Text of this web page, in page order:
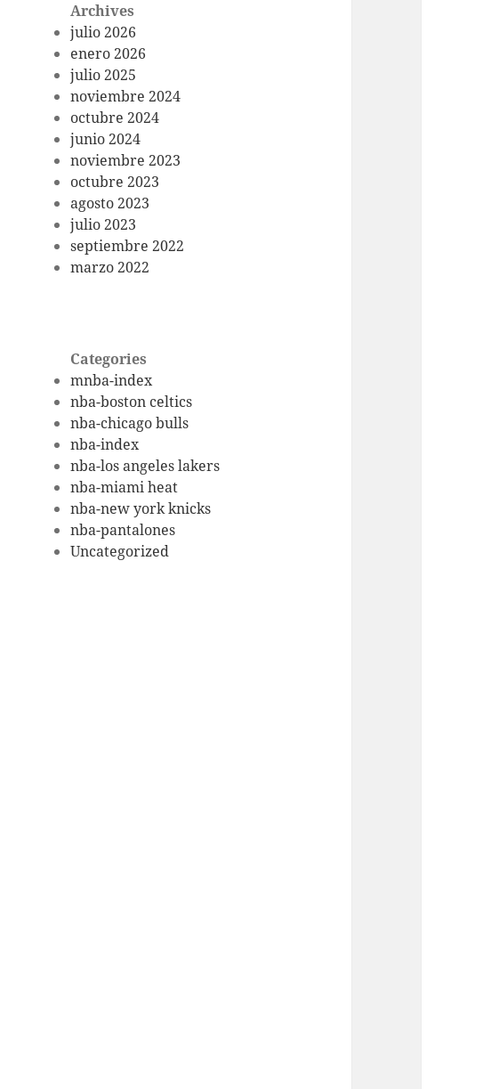
Archives
julio 2026
enero 2026
julio 2025
noviembre 2024
octubre 2024
junio 2024
noviembre 2023
octubre 2023
agosto 2023
julio 2023
septiembre 2022
marzo 2022
Categories
mnba-index
nba-boston celtics
nba-chicago bulls
nba-index
nba-los angeles lakers
nba-miami heat
nba-new york knicks
nba-pantalones
Uncategorized